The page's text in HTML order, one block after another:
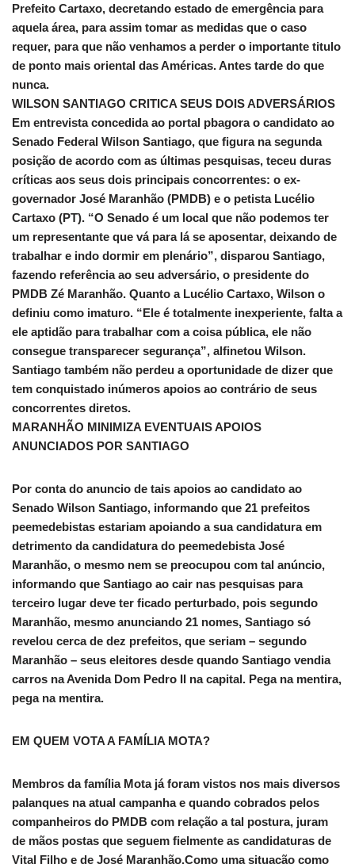
Prefeito Cartaxo, decretando estado de emergência para
aquela área, para assim tomar as medidas que o caso
requer, para que não venhamos a perder o importante titulo
de ponto mais oriental das Américas. Antes tarde do que
nunca.
WILSON SANTIAGO CRITICA SEUS DOIS ADVERSÁRIOS
Em entrevista concedida ao portal pbagora o candidato ao
Senado Federal Wilson Santiago, que figura na segunda
posição de acordo com as últimas pesquisas, teceu duras
críticas aos seus dois principais concorrentes: o ex-
governador José Maranhão (PMDB) e o petista Lucélio
Cartaxo (PT). “O Senado é um local que não podemos ter
um representante que vá para lá se aposentar, deixando de
trabalhar e indo dormir em plenário”, disparou Santiago,
fazendo referência ao seu adversário, o presidente do
PMDB Zé Maranhão. Quanto a Lucélio Cartaxo, Wilson o
definiu como imaturo. “Ele é totalmente inexperiente, falta a
ele aptidão para trabalhar com a coisa pública, ele não
consegue transparecer segurança”, alfinetou Wilson.
Santiago também não perdeu a oportunidade de dizer que
tem conquistado inúmeros apoios ao contrário de seus
concorrentes diretos.
MARANHÃO MINIMIZA EVENTUAIS APOIOS
ANUNCIADOS POR SANTIAGO
Por conta do anuncio de tais apoios ao candidato ao
Senado Wilson Santiago, informando que 21 prefeitos
peemedebistas estariam apoiando a sua candidatura em
detrimento da candidatura do peemedebista José
Maranhão, o mesmo nem se preocupou com tal anúncio,
informando que Santiago ao cair nas pesquisas para
terceiro lugar deve ter ficado perturbado, pois segundo
Maranhão, mesmo anunciando 21 nomes, Santiago só
revelou cerca de dez prefeitos, que seriam – segundo
Maranhão – seus eleitores desde quando Santiago vendia
carros na Avenida Dom Pedro II na capital. Pega na mentira,
pega na mentira.
EM QUEM VOTA A FAMÍLIA MOTA?
Membros da família Mota já foram vistos nos mais diversos
palanques na atual campanha e quando cobrados pelos
companheiros do PMDB com relação a tal postura, juram
de mãos postas que seguem fielmente as candidaturas de
Vital Filho e de José Maranhão.Como uma situação como